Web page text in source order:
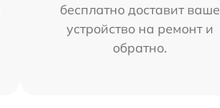
бесплатно доставит ваше
устройство на ремонт и
обратно.